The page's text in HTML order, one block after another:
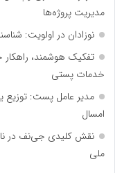
مدیریت پروژه‌ها
نوزادان در اولویت:
خدمات پستی
امسال
نقش کلیدی جی‌نف در
ملی